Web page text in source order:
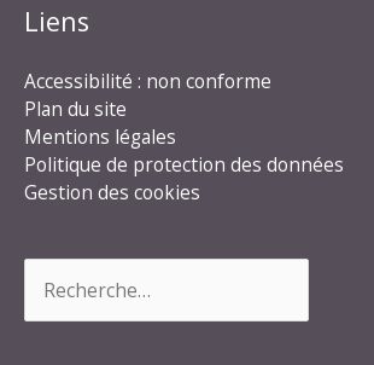
Liens
Accessibilité : non conforme
Plan du site
Mentions légales
Politique de protection des données
Gestion des cookies